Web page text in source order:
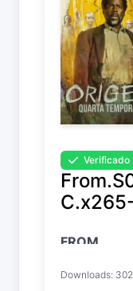
Verificado
FROM
Downloads: